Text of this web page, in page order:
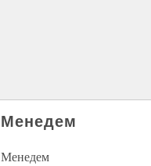
Менедем
Менедем